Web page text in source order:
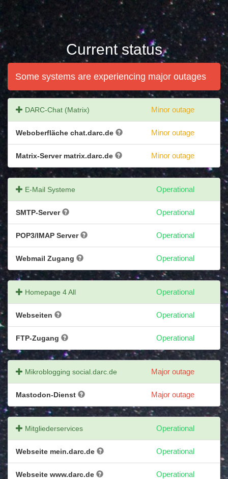
Current status
Some systems are experiencing major outages
DARC-Chat (Matrix) Minor outage
Weboberfläche chat.darc.de Minor outage
Matrix-Server matrix.darc.de Minor outage
E-Mail Systeme Operational
SMTP-Server Operational
POP3/IMAP Server Operational
Webmail Zugang Operational
Homepage 4 All Operational
Webseiten Operational
FTP-Zugang Operational
Mikroblogging social.darc.de Major outage
Mastodon-Dienst Major outage
Mitgliederservices Operational
Webseite mein.darc.de Operational
Webseite www.darc.de Operational